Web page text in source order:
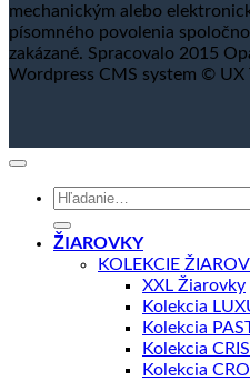
mechanickým alebo
písomného povolenia
zakázané. Spracovalo 2015
Wordpress CMS system © UX
Hľadať:
ŽIAROVKY
KOLEKCIE
XXL Žiarovky
Kolekcia
Kolekcia
Kolekcia
Kolekcia